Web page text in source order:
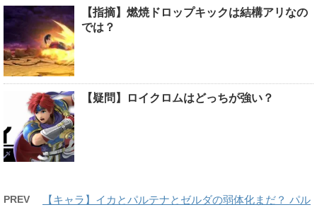
【指摘】燃焼ドロップキックは結構アリなの
では？
【疑問】ロイクロムはどっちが強い？
PREV
【キャラ】イカとパルテナとゼルダの弱体化まだ？ パル